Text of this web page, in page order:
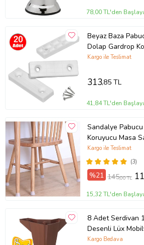
78,00 TL'den
Beyaz Baza
Dolap Gardrop
Ayağı Küçük
Kargo ile Teslimat
313,85 TL
41,84 TL'den
Sandalye
Koruyucu Masa
Zemin Parke
(3)
Kargo ile Teslimat
%21 145,00 TL
15,32 TL'den
8 Adet Serdivan
Desenli Lüx
Ünite Koltuk
Kargo Bedava